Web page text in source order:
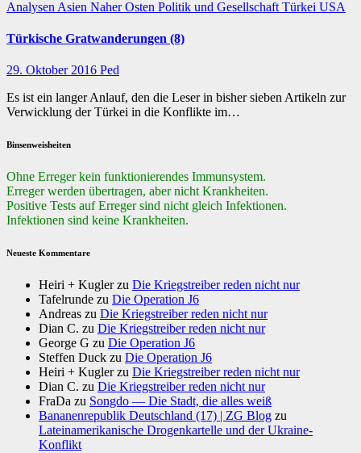
Analysen Asien Naher Osten Politik und Gesellschaft Türkei USA
Türkische Gratwanderungen (8)
29. Oktober 2016 Ped
Es ist ein langer Anlauf, den die Leser in bisher sieben Artikeln zur
Verwicklung der Türkei in die Konflikte im…
Binsenweisheiten
Ohne Erreger kein funktionierendes Immunsystem.
Erreger werden übertragen, aber nicht Krankheiten.
Positive Tests auf Erreger sind nicht gleich Infektionen.
Infektionen sind keine Krankheiten.
Neueste Kommentare
Heiri + Kuglerzu Die Kriegstreiber reden nicht nur
Tafelrunde zu Die Operation J6
Andreas zu Die Kriegstreiber reden nicht nur
Dian C. zu Die Kriegstreiber reden nicht nur
George G zu Die Operation J6
Steffen Duck zu Die Operation J6
Heiri + Kuglerzu Die Kriegstreiber reden nicht nur
Dian C. zu Die Kriegstreiber reden nicht nur
FraDa zu Songdo — Die Stadt, die alles weiß
Bananenrepublik Deutschland (17) | ZG Blog zu
Lateinamerikanische Drogenkartelle und der Ukraine-
Konflikt